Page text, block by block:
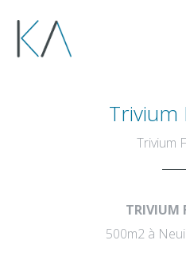
Trivium
Trivium
TRIVIUM
500m2 à